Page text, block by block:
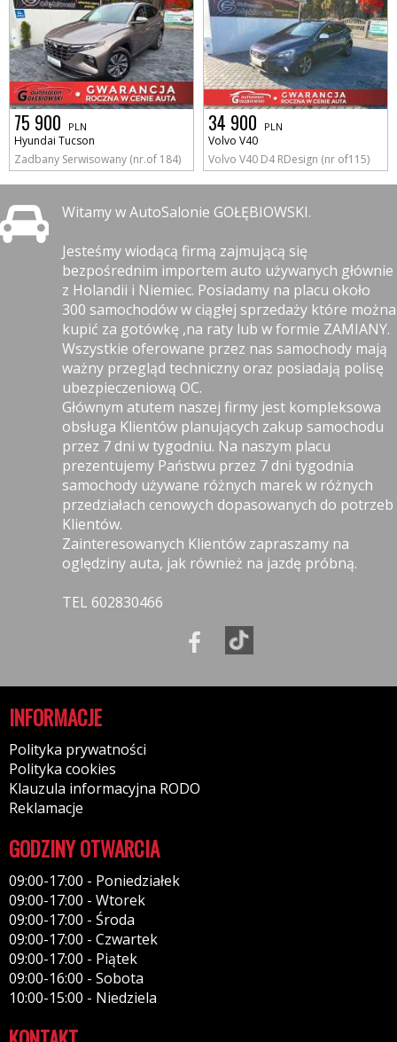
75 900 PLN
Hyundai Tucson
Zadbany Serwisowany (nr.of 184)
34 900 PLN
Volvo V40
Volvo V40 D4 RDesign (nr of115)
Witamy w AutoSalonie GOŁĘBIOWSKI.
Jesteśmy wiodącą firmą zajmującą się
bezpośrednim importem auto używanych głównie
z Holandii i Niemiec. Posiadamy na placu około
300 samochodów w ciągłej sprzedaży które można
kupić za gotówkę ,na raty lub w formie ZAMIANY.
Wszystkie oferowane przez nas samochody mają
ważny przegląd techniczny oraz posiadają polisę
ubezpieczeniową OC.
Głównym atutem naszej firmy jest kompleksowa
obsługa Klientów planujących zakup samochodu
przez 7 dni w tygodniu. Na naszym placu
prezentujemy Państwu przez 7 dni tygodnia
samochody używane różnych marek w różnych
przedziałach cenowych dopasowanych do potrzeb
Klientów.
Zainteresowanych Klientów zapraszamy na
oględziny auta, jak również na jazdę próbną.
TEL 602830466
INFORMACJE
Polityka prywatności
Polityka cookies
Klauzula informacyjna RODO
Reklamacje
GODZINY OTWARCIA
09:00-17:00 - Poniedziałek
09:00-17:00 - Wtorek
09:00-17:00 - Środa
09:00-17:00 - Czwartek
09:00-17:00 - Piątek
09:00-16:00 - Sobota
10:00-15:00 - Niedziela